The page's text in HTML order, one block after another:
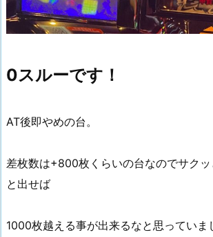
0スルーです！
AT後即やめの台。
差枚数は+800枚くらいの台なのでサク
と出せば
1000枚越える事が出来るなと思っていま